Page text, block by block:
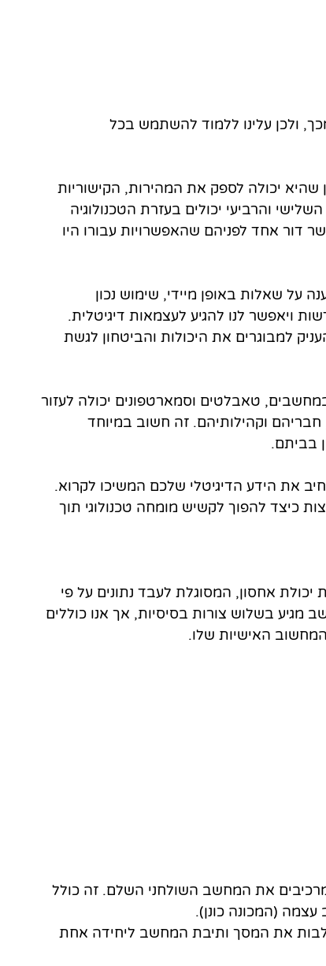
ולכן עלינו ללמוד להשתמש בכל
שהיא יכולה לספק את המהירות, הקישוריות
והרביעי יכולים בעזרת הטכנולוגיה
דור אחד לפניהם שהאפשרויות עבורו היו
על שאלות באופן מיידי, שימוש נכון
ויאפשר לנו להגיע לעצמאות דיגיטלית.
למבוגרים את היכולות והביטחון לגשת
טאבלטים וסמארטפונים יכולה לעזור
וקהילותיהם. זה חשוב במיוחד
בביתם.
את הידע הדיגיטלי שלכם המשיכו לקרוא.
כיצד להפוך לקשיש מומחה טכנולוגי תוך
אחסון, המסוגלת לעבד נתונים על פי
מגיע בשלוש צורות בסיסיות, אך אנו כוללים
האישיות שלו.
את המחשב השולחני השלם. זה כולל
(המכונה כונן).
את המסך ותיבת המחשב ליחידה אחת